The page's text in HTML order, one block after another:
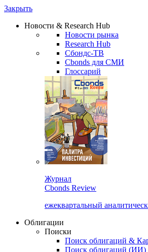
Watchlist
Сбондс Люди
Новости & Research Hub
Новости рынка
Research Hub
Сбондс-ТВ
Cbonds для СМИ
Глоссарий
Cbonds Review
ежеквартальный